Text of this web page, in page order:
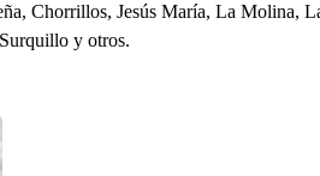
Chorrillos, Jesús María, La
y otros.